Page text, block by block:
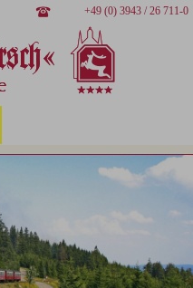
+49 (0) 3943 / 26 711-0